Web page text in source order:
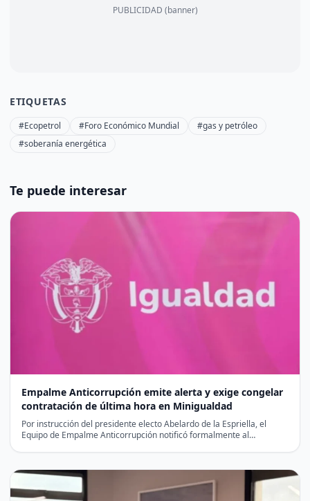
PUBLICIDAD (banner)
ETIQUETAS
#Ecopetrol #Foro Económico Mundial
#gas y petróleo
#soberanía energética
Te puede interesar
Empalme Anticorrupción emite alerta y exige congelar
contratación de última hora en Minigualdad
Por instrucción del presidente electo Abelardo de la Espriella, el
Equipo de Empalme Anticorrupción notificó formalmente al